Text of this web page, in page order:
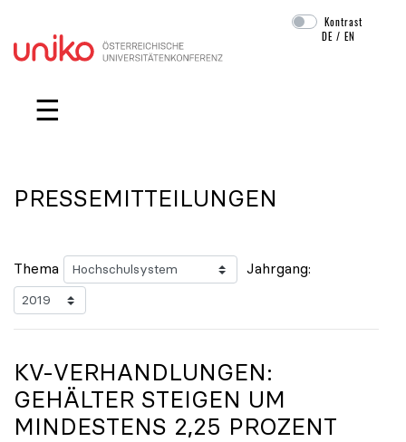
Navigation überspringen
Kontrast
DE /EN
☰
PRESSEMITTEILUNGEN
Thema Jahrgang:
KV-VERHANDLUNGEN:
GEHÄLTER STEIGEN UM
MINDESTENS 2,25 PROZENT